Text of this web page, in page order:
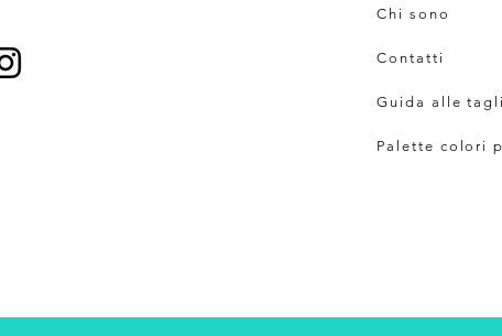
Chi sono
Contatti
Guida alle
Palette colori